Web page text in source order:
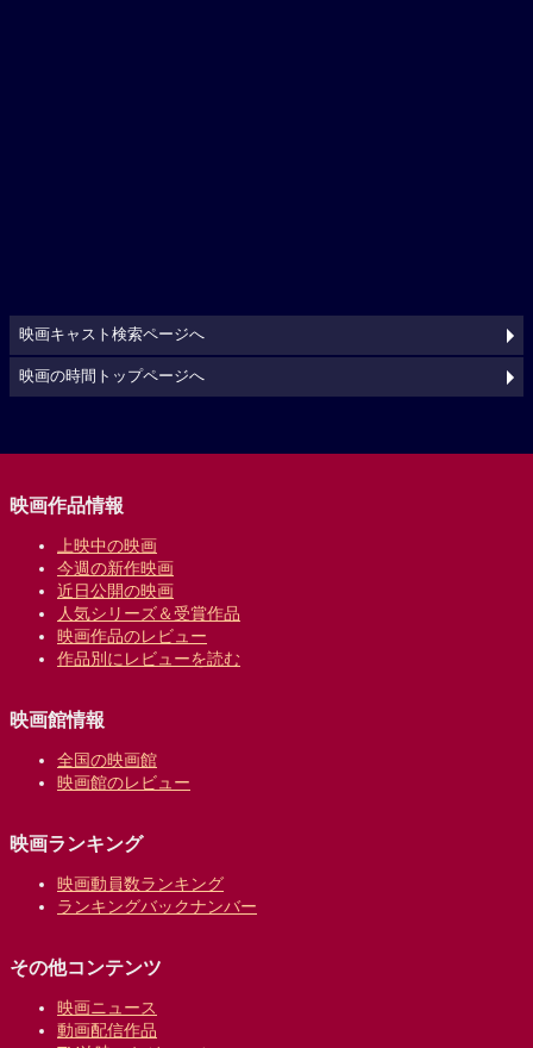
映画キャスト検索ページへ
映画の時間トップページへ
映画作品情報
上映中の映画
今週の新作映画
近日公開の映画
人気シリーズ＆受賞作品
映画作品のレビュー
作品別にレビューを読む
映画館情報
全国の映画館
映画館のレビュー
映画ランキング
映画動員数ランキング
ランキングバックナンバー
その他コンテンツ
映画ニュース
動画配信作品